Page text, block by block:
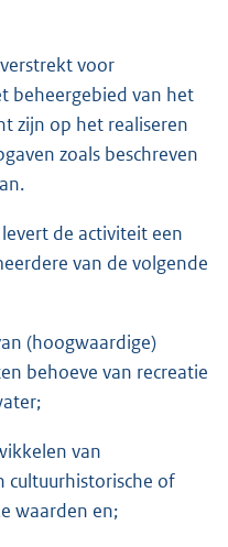
voor
beheergebied van het
zijn op het realiseren
zoals beschreven
de activiteit een
van de volgende
(hoogwaardige)
behoeve van recreatie
van
cultuurhistorische of
waarden en;